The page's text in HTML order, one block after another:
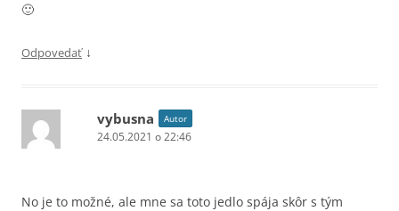
🙂
Odpovedať ↓
vybusna Autor
24.05.2021 o 22:46
No je to možné, ale mne sa toto jedlo spája skôr s tým